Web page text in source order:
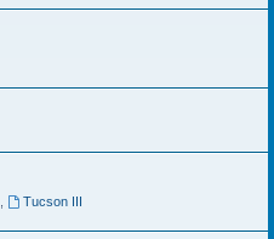
Tucson III